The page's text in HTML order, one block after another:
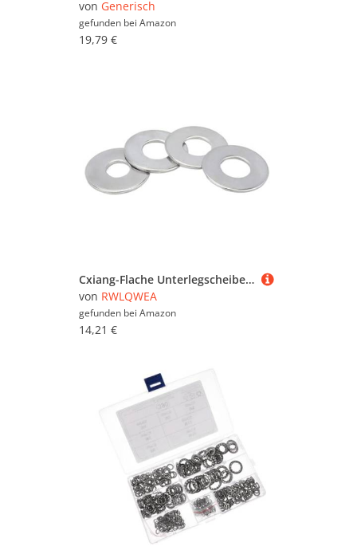
Wärmepumpen (50)
Werkbänke (66.669)
von Generisch
gefunden bei Amazon
19,79 €
Cxiang-Flache Unterlegscheiben M3 M4 M5 M6 M8-M16 Large Flat Washer 304 Stainless Steel Big Metal Gasket Meson Plain Washers, für Bolzenschraube(M10x20x1.2(10pcs))
von RWLQWEA
gefunden bei Amazon
14,21 €